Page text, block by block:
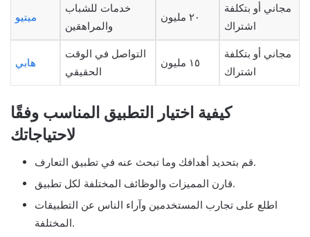
ميتيو
خدمات للشباب
والمراهقين
٢٠ مليون
مجاني أو بتكلفة
اشتراك
هابي
التواصل في الوقت
الحقيقي
١٥ مليون
مجاني أو بتكلفة
اشتراك
كيفية اختيار التطبيق المناسب وفقًا
لاحتياجاتك
قم بتحديد أهدافك وما تبحث عنه في تطبيق التعارف.
قارن المميزات والوظائف المختلفة لكل تطبيق.
اطلع على تجارب المستخدمين وآراء الناس عن التطبيقات
المختلفة.